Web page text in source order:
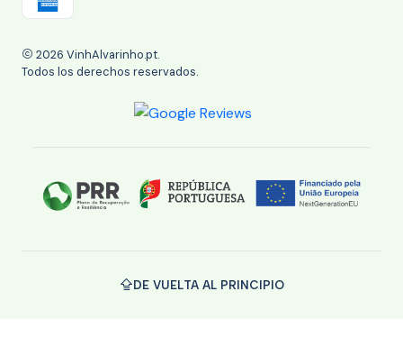
2026 VinhAlvarinho.pt.
Todos los derechos reservados.
DE VUELTA AL PRINCIPIO